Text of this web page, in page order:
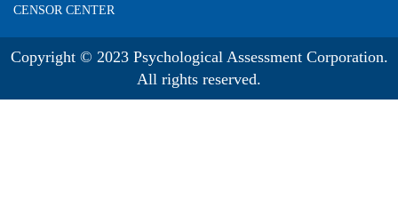
CENSOR CENTER
Copyright © 2023 Psychological Assessment Corporation.
All rights reserved.